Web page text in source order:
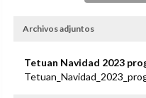
Archivos adjuntos
Tetuan Navidad 2023